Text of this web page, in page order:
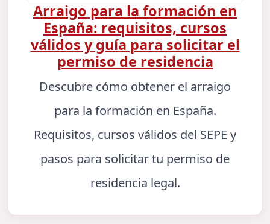
Arraigo para la formación en
España: requisitos, cursos
válidos y guía para solicitar el
permiso de residencia
Descubre cómo obtener el arraigo
para la formación en España.
Requisitos, cursos válidos del SEPE y
pasos para solicitar tu permiso de
residencia legal.